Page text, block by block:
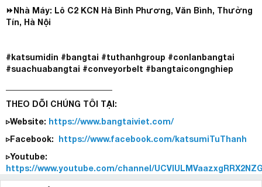
⏩Nhà Máy: Lô C2 KCN Hà Bình Phương, Văn Bình, Thường
Tín, Hà Nội
#katsumidin #bangtai #tuthanhgroup #conlanbangtai
#suachuabangtai #conveyorbelt #bangtaicongnghiep
THEO DÕI CHÚNG TÔI TẠI:
▹Website: https://www.bangtaiviet.com/
▹Facebook: https://www.facebook.com/katsumiTuThanh
▹Youtube:
https://www.youtube.com/channel/